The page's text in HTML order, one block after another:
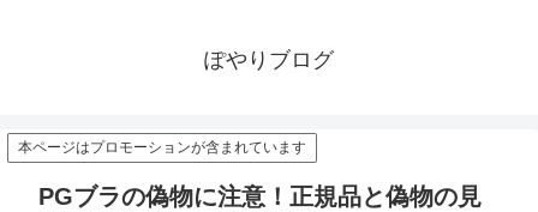
ぽやりブログ
本ページはプロモーションが含まれています
PGブラの偽物に注意！正規品と偽物の見